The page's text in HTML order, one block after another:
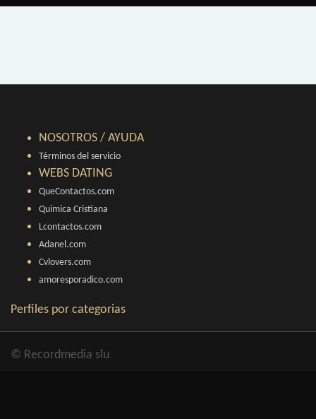
NOSOTROS / AYUDA
Términos del servicio
WEBS DATING
QueContactos.com
Quimica Cristiana
Lcontactos.com
Adanel.com
Cvlovers.com
amoresporadico.com
Perfiles por categorias
© Recordmedia slu